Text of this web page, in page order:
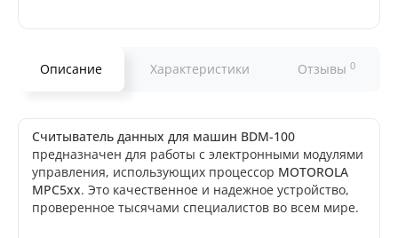
Описание Характеристики Отзывы 0
Считыватель данных для машин BDM-100
предназначен для работы с электронными модулями
управления, использующих процессор MOTOROLA
MPC5xx. Это качественное и надежное устройство,
проверенное тысячами специалистов во всем мире.